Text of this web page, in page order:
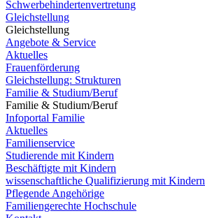
Schwerbehindertenvertretung
Gleichstellung
Gleichstellung
Angebote & Service
Aktuelles
Frauenförderung
Gleichstellung: Strukturen
Familie & Studium/Beruf
Familie & Studium/Beruf
Infoportal Familie
Aktuelles
Familienservice
Studierende mit Kindern
Beschäftigte mit Kindern
wissenschaftliche Qualifizierung mit Kindern
Pflegende Angehörige
Familiengerechte Hochschule